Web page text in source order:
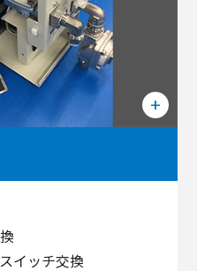
イッチ交換